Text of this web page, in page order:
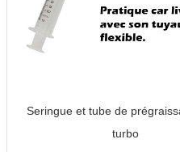
Seringue et tube de
turbo